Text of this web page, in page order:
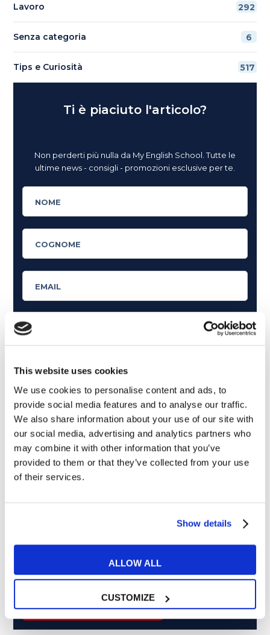
This website uses cookies
We use cookies to personalise content and ads, to
provide social media features and to analyse our traffic.
We also share information about your use of our site with
our social media, advertising and analytics partners who
may combine it with other information that you’ve
provided to them or that they’ve collected from your use
of their services.
Show details
ALLOW ALL
CUSTOMIZE
Lavoro 292
Senza categoria 6
Tips e Curiosità 517
Ti è piaciuto l'articolo?
Non perderti più nulla da My English School. Tutte le
ultime news - consigli - promozioni esclusive per te.
Cosa ti piace leggere?
Articoli dedicati alla grammatica inglese
Articoli dedicati a inglese nel mondo del lavoro
Articoli con tips e new sulla lingua inglese
Articoli divertenti su film e musica
al trattamento dei miei dati personali in conformità
relative ai prodotti e servizi a marchio MyES
** le sedi contrassegnate con * offrono sempre solo corsi online
RICHIEDI INFORMAZIONI